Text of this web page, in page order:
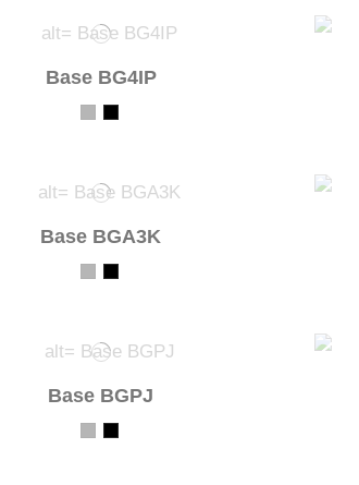
Base BG4IP
Base BGA3K
Base BGPJ